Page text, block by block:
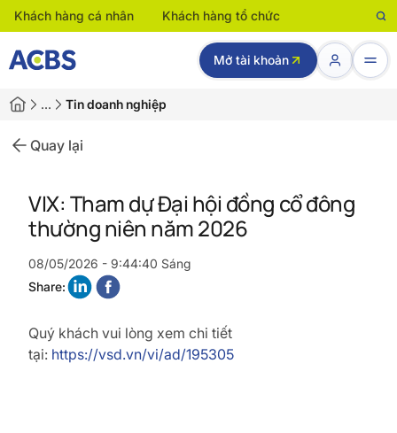
Khách hàng cá nhân Khách hàng tổ chức
Mở tài khoản
… Tin doanh nghiệp
Quay lại
VIX: Tham dự Đại hội đồng cổ đông
thường niên năm 2026
08/05/2026 - 9:44:40 Sáng
Share:
Quý khách vui lòng xem chi tiết
tại: https://vsd.vn/vi/ad/195305